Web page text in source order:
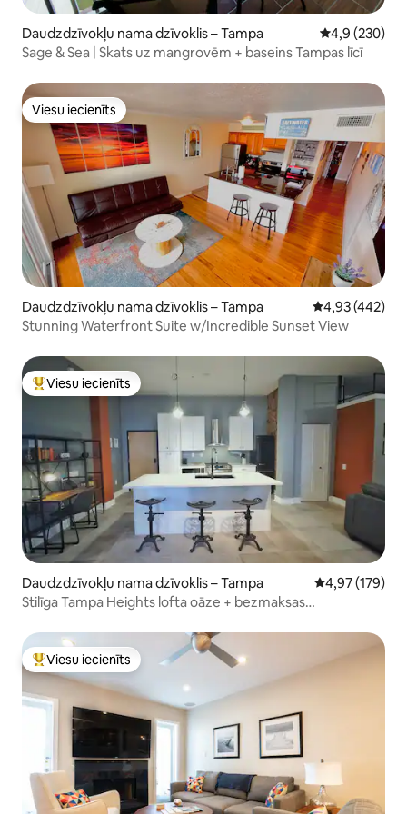
Daudzdzīvokļu nama dzīvoklis – Tampa Vidējais
4,9 (230)
Sage & Sea | Skats uz mangrovēm + baseins Tampas līcī
Viesu iecienīts
Viesu iecienīts
Daudzdzīvokļu nama dzīvoklis – Tampa Vidējais
4,93 (442)
Stunning Waterfront Suite w/Incredible Sunset View
Populārs viesu iecienīts mājoklis
Viesu iecienīts
Daudzdzīvokļu nama dzīvoklis – Tampa Vidējais
4,97 (179)
Stilīga Tampa Heights lofta oāze + bezmaksas
Populārs viesu iecienīts mājoklis
Viesu iecienīts